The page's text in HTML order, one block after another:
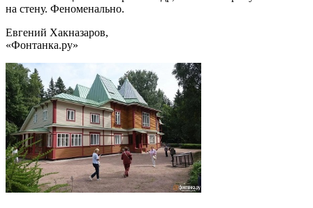
на стену. Феноменально.
Евгений Хакназаров,
«Фонтанка.ру»